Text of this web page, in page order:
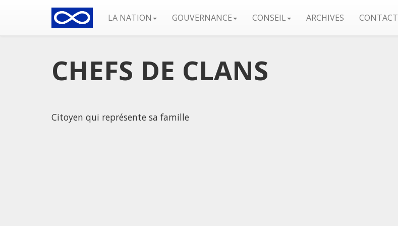
LA NATION GOUVERNANCE CONSEIL ARCHIVES CONTACT
CHEFS DE CLANS
Citoyen qui représente sa famille